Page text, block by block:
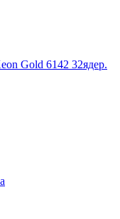
Gold 6142 32ядер.